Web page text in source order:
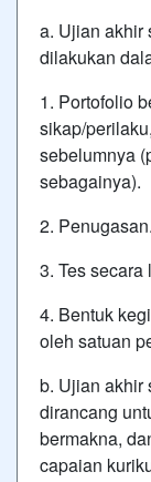
a. Ujian akhir
dilakukan
1. Portofolio
sikap/
sebelumnya
sebagainya).
2. Penugasan.
3. Tes
4. Bentuk
oleh satuan
b. Ujian akhir
dirancang
bermakna,
capaian